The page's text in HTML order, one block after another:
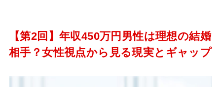
【第2回】年収450万円男性は理想の結婚
相手？女性視点から見る現実とギャップ